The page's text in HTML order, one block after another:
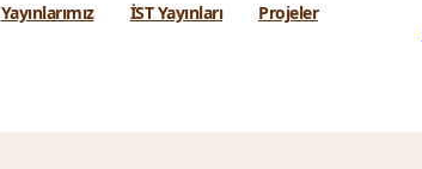
Yayınlarımız İST Yayınları Projeler